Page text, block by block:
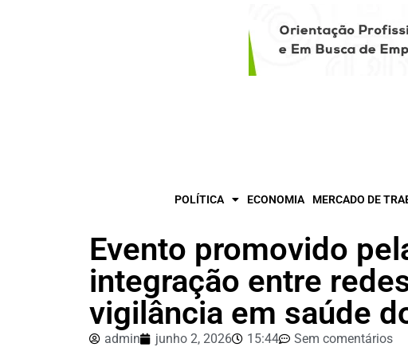
POLÍTICA ECONOMIA MERCADO DE
Evento promovido
integração entre
vigilância em saúde
admin junho 2, 2026 15:44 Sem comentários